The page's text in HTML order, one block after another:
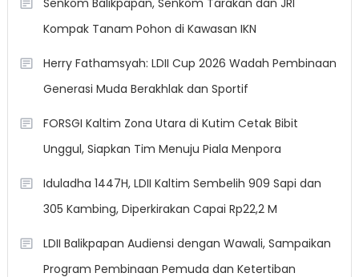
Kompak Tanam Pohon di Kawasan IKN
Herry Fathamsyah: LDII Cup 2026 Wadah Pembinaan
Generasi Muda Berakhlak dan Sportif
FORSGI Kaltim Zona Utara di Kutim Cetak Bibit
Unggul, Siapkan Tim Menuju Piala Menpora
Iduladha 1447H, LDII Kaltim Sembelih 909 Sapi dan
305 Kambing, Diperkirakan Capai Rp22,2 M
LDII Balikpapan Audiensi dengan Wawali, Sampaikan
Program Pembinaan Pemuda dan Ketertiban